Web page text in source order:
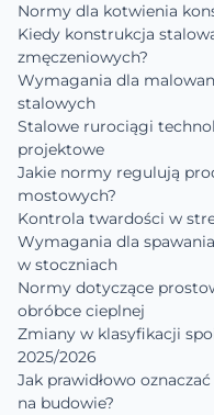
Normy dla kotwienia
Kiedy konstrukcja
zmęczeniowych?
Wymagania dla
stalowych
Stalowe rurociągi
projektowe
Jakie normy regulują
mostowych?
Kontrola twardości w
Wymagania dla
w stoczniach
Normy dotyczące
obróbce cieplnej
Zmiany w klasyfikacji
2025/2026
Jak prawidłowo
na budowie?